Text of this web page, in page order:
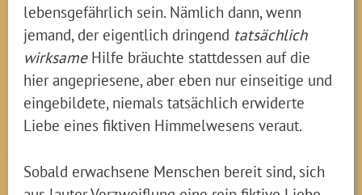
lebensgefährlich sein. Nämlich dann, wenn
jemand, der eigentlich dringend tatsächlich
wirksameHilfe bräuchte stattdessen auf die
hier angepriesene, aber eben nur einseitige und
eingebildete, niemals tatsächlich erwiderte
Liebe eines fiktiven Himmelwesens veraut.
Sobald erwachsene Menschen bereit sind, sich